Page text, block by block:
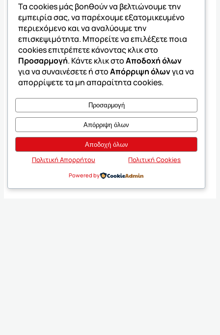
Τα cookies μάς βοηθούν να βελτιώνουμε την
εμπειρία σας, να παρέχουμε εξατομικευμένο
περιεχόμενο και να αναλύουμε την
επισκεψιμότητα. Μπορείτε να επιλέξετε ποια
cookies επιτρέπετε κάνοντας κλικ στο
Προσαρμογή. Κάντε κλικ στοΑποδοχή όλων
για να συναινέσετε ή στοΑπόρριψη όλωνγια να
απορρίψετε τα μη απαραίτητα cookies.
Προσαρμογή
Απόρριψη όλων
Αποδοχή όλων
Πολιτική Απορρήτου Πολιτική Cookies
Powered by